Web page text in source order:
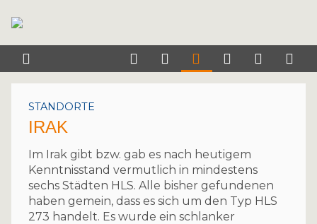
STANDORTE
IRAK
Im Irak gibt bzw. gab es nach heutigem
Kenntnisstand vermutlich in mindestens
sechs Städten HLS. Alle bisher gefundenen
haben gemein, dass es sich um den Typ HLS
273 handelt. Es wurde ein schlanker